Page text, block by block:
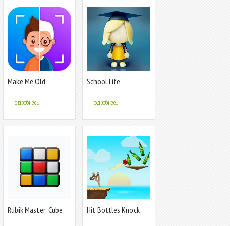
Make Me Old
Подробнее...
School Life
Подробнее...
Rubik Master: Cube
Hit Bottles Knock